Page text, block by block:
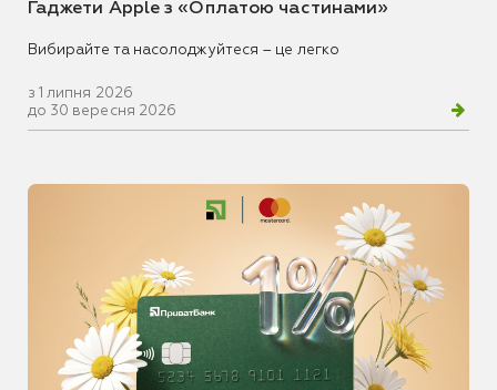
Гаджети Apple з «Оплатою частинами»
Вибирайте та насолоджуйтеся – це легко
з 1 липня 2026
до 30 вересня 2026